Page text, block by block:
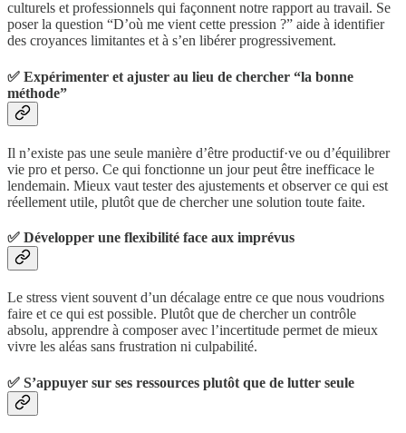
culturels et professionnels qui façonnent notre rapport au travail. Se
poser la question “D’où me vient cette pression ?” aide à identifier
des croyances limitantes et à s’en libérer progressivement.
✅ Expérimenter et ajuster au lieu de chercher “la bonne
méthode”
Il n’existe pas une seule manière d’être productif·ve ou d’équilibrer
vie pro et perso. Ce qui fonctionne un jour peut être inefficace le
lendemain. Mieux vaut tester des ajustements et observer ce qui est
réellement utile, plutôt que de chercher une solution toute faite.
✅ Développer une flexibilité face aux imprévus
Le stress vient souvent d’un décalage entre ce que nous voudrions
faire et ce qui est possible. Plutôt que de chercher un contrôle
absolu, apprendre à composer avec l’incertitude permet de mieux
vivre les aléas sans frustration ni culpabilité.
✅ S’appuyer sur ses ressources plutôt que de lutter seule